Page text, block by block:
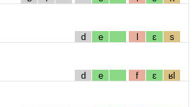
d e l ɛ s
d e f ɛ ʁl